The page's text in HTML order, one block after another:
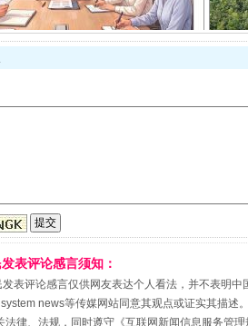
亿！段成刚被判无期
表评论感言须知：
发表评论感言仅供网友表达个人看法，并不表明
news等传媒网站同意其观点或证实其描述
法律、法规，同时遵守《互联网新闻信息服务管理